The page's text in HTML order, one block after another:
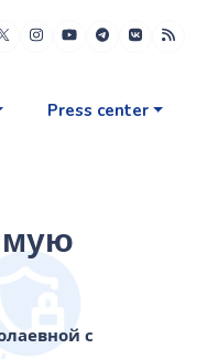
Press center
с